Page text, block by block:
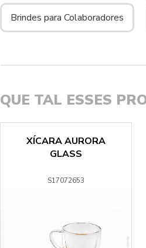
Brindes para Colaboradores
QUE TAL ESSES
XÍCARA AURORA
GLASS
S17072653